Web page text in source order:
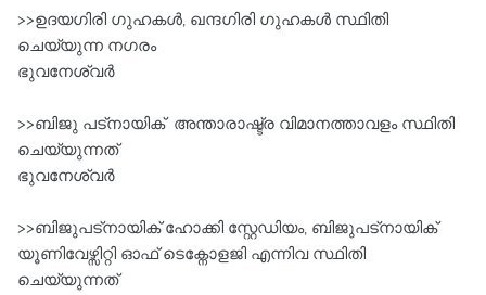
>>ഉദയഗിരി ഗുഹകൾ, ഖന്ദഗിരി ഗുഹകൾ സ്ഥിതി
ചെയ്യുന്ന നഗരം
ഭുവനേശ്വർ
>>ബിജു പട്‌നായിക്‌ അന്താരാഷ്ട്ര വിമാനത്താവളം സ്ഥിതി
ചെയ്യുന്നത്‌
ഭുവനേശ്വർ
>>ബിജുപട്നായിക്‌ ഹോക്കി സ്റ്റേഡിയം, ബിജുപട്നായിക്‌
യൂണിവേഴ്സിറ്റി ഓഫ്‌ ടെക്നോളജി എന്നിവ സ്ഥിതി
ചെയ്യുന്നത്‌